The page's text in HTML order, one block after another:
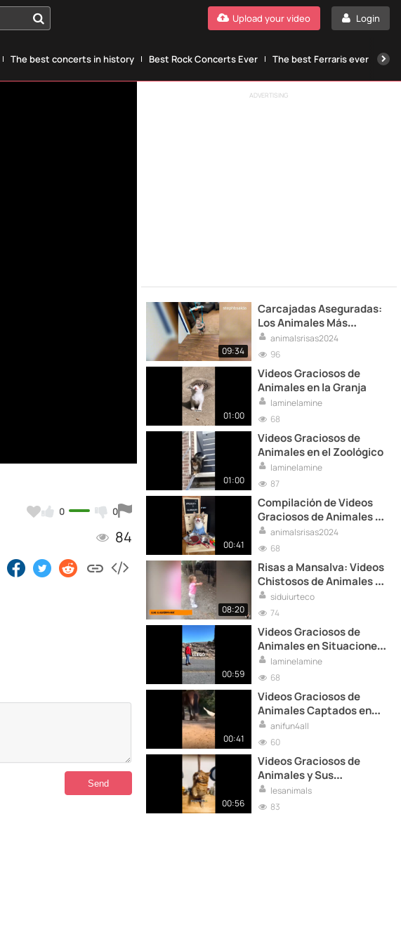
Login
Upload your video
The best concerts in history Best Rock Concerts Ever The best Ferraris ever
0 0
84
ADVERTISING
09:34
Carcajadas Aseguradas:
Los Animales Más
Graciosos en Acción
animalsrisas2024
96
01:00
Videos Graciosos de
Animales en la Granja
laminelamine
68
01:00
Videos Graciosos de
Animales en el Zoológico
laminelamine
87
00:41
Compilación de Videos
Graciosos de Animales en
Casaanimalsrisas2024
68
08:20
Risas a Mansalva: Videos
Chistosos de Animales en
Acción
siduiurteco
74
00:59
Videos Graciosos de
Animales en Situaciones
Inesperadas
laminelamine
68
00:41
Videos Graciosos de
Animales Captados en
Cámara
anifun4all
60
00:56
Videos Graciosos de
Animales y Sus
Travesuras
lesanimals
83